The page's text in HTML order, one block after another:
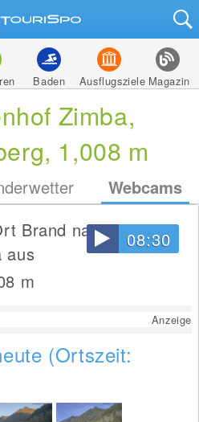
Baden Ausflugsziele Magazin
Zimba,
1,008 m
Webcams
08:30
Brand nahe Bludenz
aus
m
Anzeige
(Ortszeit: